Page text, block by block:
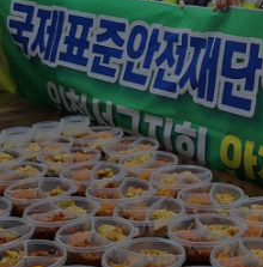
26. 07. 31